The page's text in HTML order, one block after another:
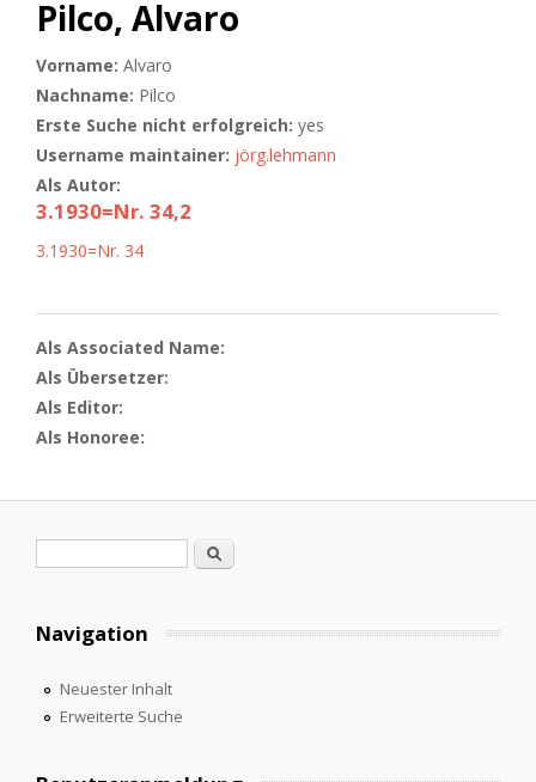
Pilco, Alvaro
Vorname: Alvaro
Nachname: Pilco
Erste Suche nicht erfolgreich: yes
Username maintainer: jörg.lehmann
Als Autor:
3.1930=Nr. 34,2
3.1930=Nr. 34
Als Associated Name:
Als Übersetzer:
Als Editor:
Als Honoree:
Suche
Navigation
Neuester Inhalt
Erweiterte Suche